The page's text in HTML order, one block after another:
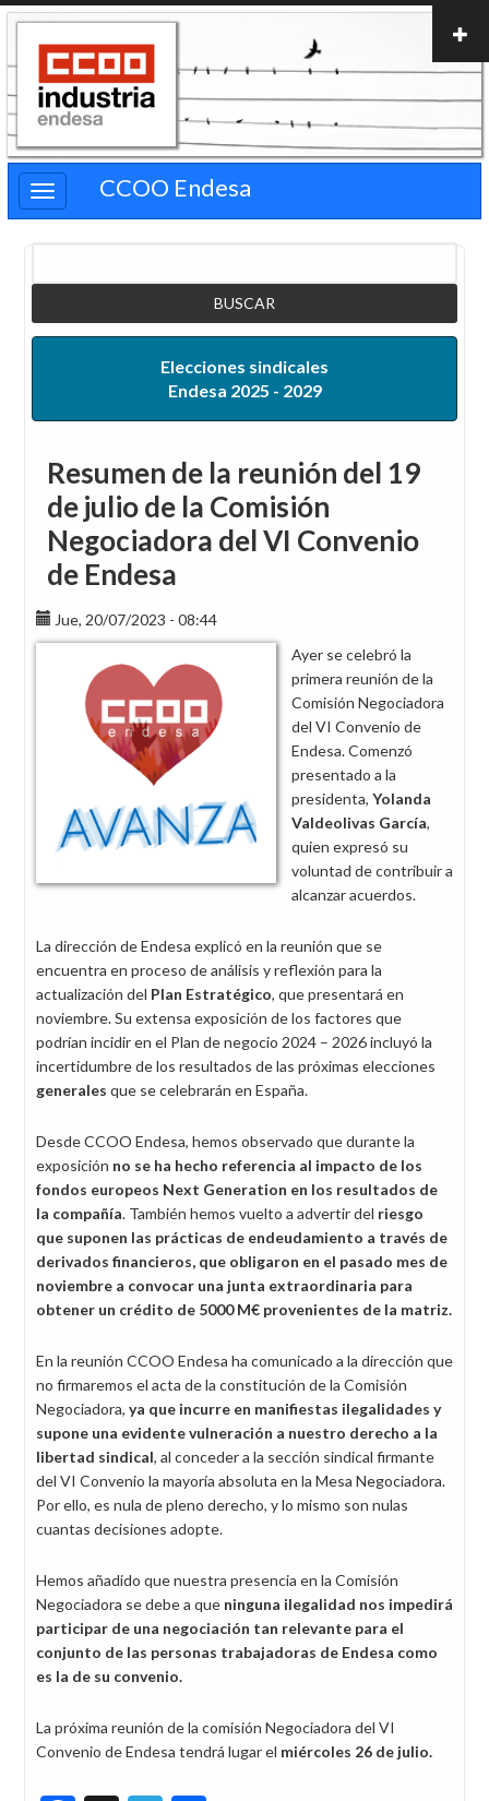
Pasar
contenido
principal
CCOO Endesa
Elecciones sindicales
Endesa 2025 - 2029
Resumen de la reunión del 19
de julio de la Comisión
Negociadora del VI Convenio
de Endesa
Jue, 20/07/2023 - 08:44
Ayer se celebró la
primera reunión de la
Comisión Negociadora
del VI Convenio de
Endesa. Comenzó
presentado a la
presidenta, Yolanda
Valdeolivas García,
quien expresó su
voluntad de contribuir a
alcanzar acuerdos.
La dirección de Endesa explicó en la reunión que se
encuentra en proceso de análisis y reflexión para la
actualización del Plan Estratégico, que presentará en
noviembre. Su extensa exposición de los factores que
podrían incidir en el Plan de negocio 2024 – 2026 incluyó la
incertidumbre de los resultados de las próximas elecciones
generales que se celebrarán en España.
Desde CCOO Endesa, hemos observado que durante la
exposición no se ha hecho referencia al impacto de los
fondos europeos Next Generation en los resultados de
la compañía. También hemos vuelto a advertir del riesgo
que suponen las prácticas de endeudamiento a través de
derivados financieros, que obligaron en el pasado mes de
noviembre a convocar una junta extraordinaria para
obtener un crédito de 5000 M€ provenientes de la matriz.
En la reunión CCOO Endesa ha comunicado a la dirección que
no firmaremos el acta de la constitución de la Comisión
Negociadora, ya que incurre en manifiestas ilegalidades y
supone una evidente vulneración a nuestro derecho a la
libertad sindical, al conceder a la sección sindical firmante
del VI Convenio la mayoría absoluta en la Mesa Negociadora.
Por ello, es nula de pleno derecho, y lo mismo son nulas
cuantas decisiones adopte.
Hemos añadido que nuestra presencia en la Comisión
Negociadora se debe a que ninguna ilegalidad nos impedirá
participar de una negociación tan relevante para el
conjunto de las personas trabajadoras de Endesa como
es la de su convenio.
La próxima reunión de la comisión Negociadora del VI
Convenio de Endesa tendrá lugar el miércoles 26 de julio.